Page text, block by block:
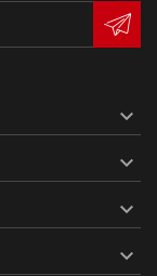



